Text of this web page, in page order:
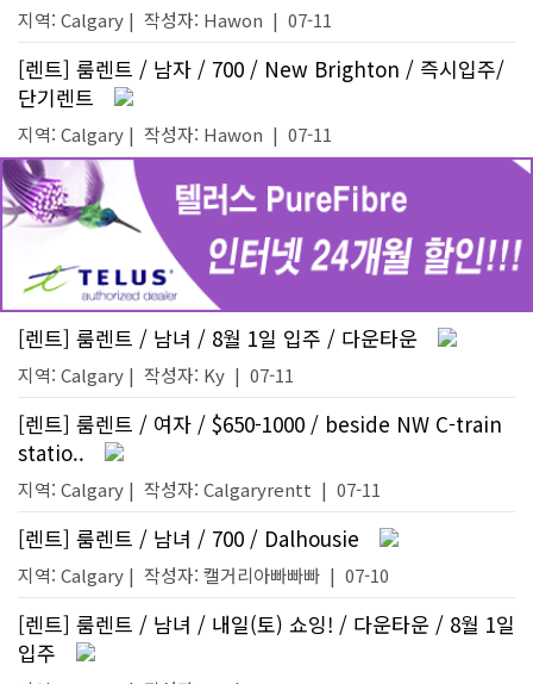
지역: Calgary | 작성자: Hawon | 07-11
[렌트] 룸렌트 / 남자 / 700 / New Brighton / 즉시입주/
단기렌트
지역: Calgary | 작성자: Hawon | 07-11
[렌트] 룸렌트 / 남녀 / 8월 1일 입주 / 다운타운
지역: Calgary | 작성자: Ky | 07-11
[렌트] 룸렌트 / 여자 / $650-1000 / beside NW C-train
statio..
지역: Calgary | 작성자: Calgaryrentt | 07-11
[렌트] 룸렌트 / 남녀 / 700 / Dalhousie
지역: Calgary | 작성자: 캘거리아빠빠빠 | 07-10
[렌트] 룸렌트 / 남녀 / 내일(토) 쇼잉! / 다운타운 / 8월 1일
입주